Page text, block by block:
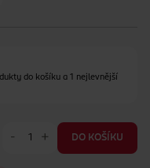
do košíku a 1 nejlevnější
- + DO KOŠÍKU